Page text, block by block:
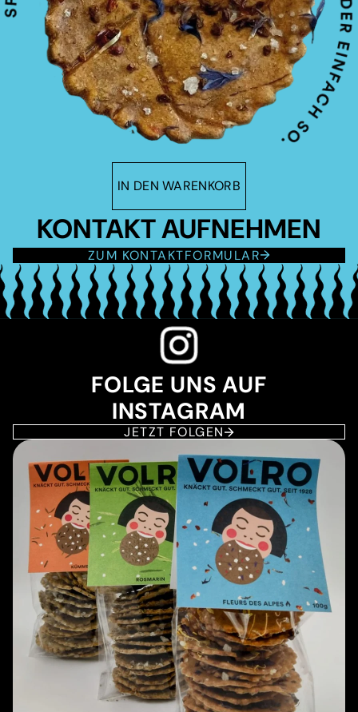
IN DEN WARENKORB
KONTAKT AUFNEHMEN
ZUM KONTAKTFORMULAR
FOLGE UNS AUF
INSTAGRAM
JETZT FOLGEN